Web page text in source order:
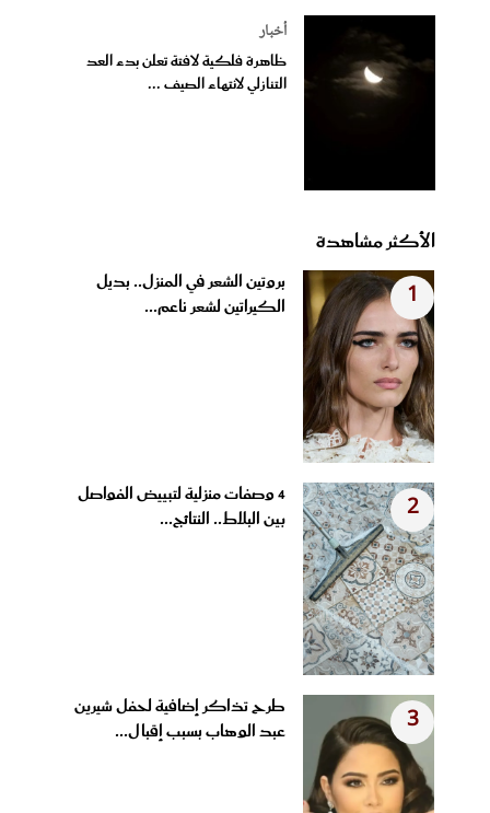
أخبار
ظاهرة فلكية لافتة تعلن بدء العد
التنازلي لانتهاء الصيف ...
الأكثر مشاهدة
1
بروتين الشعر في المنزل.. بديل
الكيراتين لشعر ناعم...
2
4 وصفات منزلية لتبييض الفواصل
بين البلاط.. النتائج...
3
طرح تذاكر إضافية لحفل شيرين
عبد الوهاب بسبب إقبال...